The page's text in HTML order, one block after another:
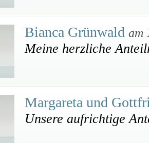
Bianca Grünwald am
Meine herzliche
Margareta und
Unsere aufrichtige